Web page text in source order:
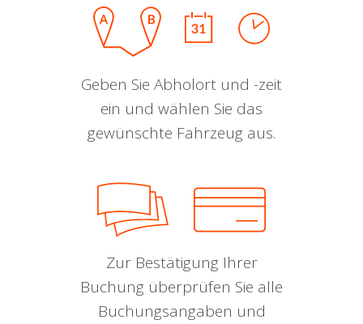
Geben Sie Abholort und -zeit
ein und wählen Sie das
gewünschte Fahrzeug aus.
Zur Bestätigung Ihrer
Buchung überprüfen Sie alle
Buchungsangaben und